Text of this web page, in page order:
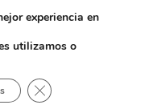
SERVICIO
experiencia en
utilizamos o
Cerrar el banner de